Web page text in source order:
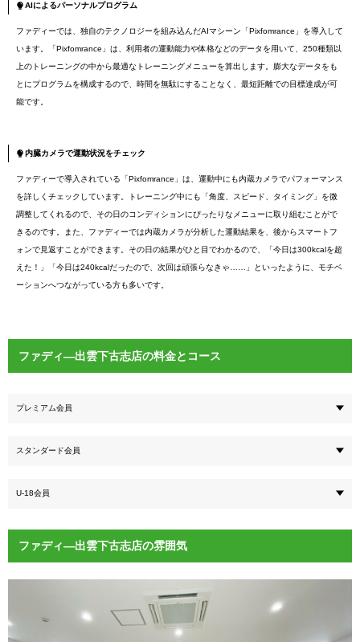
AIによるパーソナルプログラム
ファディーでは、独自のテクノロジーを組み込んだAIマシーン「Pixfomrance」を導入して
います。「Pixfomrance」は、利用者の運動能力や体格などのデータを用いて、250種類以
上のトレーニングの中から最適なトレーニングメニューを算出します。膨大なデータをも
とにプログラムを構成するので、時間を無駄にすることなく、最短距離での目標達成が可
能です。
内臓カメラで運動状況をチェック
ファディーで導入されている「Pixfomrance」は、運動中にも内蔵カメラでパフォーマンス
を詳しくチェックしています。トレーニング中にも「角度、スピード、タイミング」を微
調整してくれるので、その日のコンディションにぴったりなメニューに取り組むことがで
きるのです。また、ファディーでは内蔵カメラが分析した運動結果を、後からスマートフ
ォンで見返すことができます。その日の結果がひと目でわかるので、「今日は300kcalを超
えた！」「今日は240kcalだったので、次回は頑張らなきゃ……」といったように、モチベ
ーションへつながっている方も多いです。
ファディ―出雲下古志店の料金とコース
プレミアム会員
スタンダード会員
U-18会員
ファディ―出雲下古志店の雰囲気